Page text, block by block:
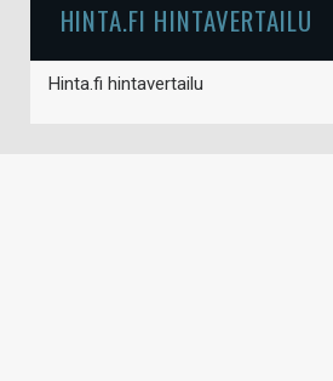
HINTA.FI HINTAVERTAILU
Hinta.fi hintavertailu